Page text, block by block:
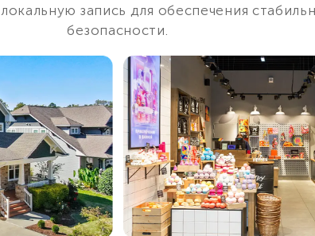
запись для обеспечения
безопасности.